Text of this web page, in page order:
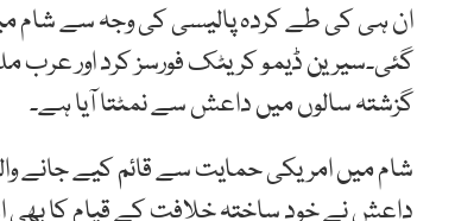
ان ہی کی طے کردہ پالیسی کی وجہ سے شام
گئی۔سیرین ڈیمو کریٹک فورسز کرد اور عرب
گزشتہ سالوں میں داعش سے نمٹتا آیا ہے۔
شام میں امریکی حمایت سے قائم کیے جانے
داعش نے خود ساختہ خلافت کے قیام کا بھی